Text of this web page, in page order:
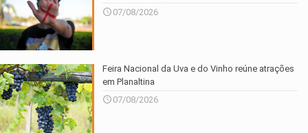
07/08/2026
Feira Nacional da Uva e do Vinho reúne atrações
em Planaltina
07/08/2026